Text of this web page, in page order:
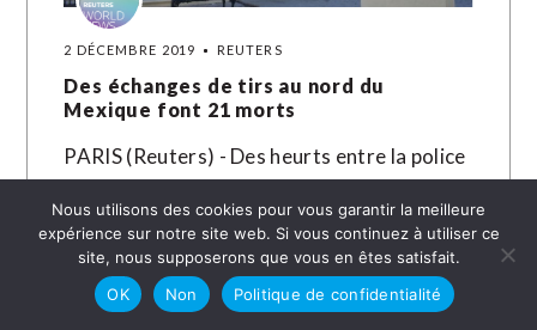
2 DÉCEMBRE 2019 REUTERS
Des échanges de tirs au nord du
Mexique font 21 morts
PARIS (Reuters) - Des heurts entre la police
parti d'un cartel dans le nord du Mexique,
ont fait 21…
LIRE LA SUITE →
Nous utilisons des cookies pour vous garantir la meilleure
expérience sur notre site web. Si vous continuez à utiliser ce
site, nous supposerons que vous en êtes satisfait.
OK
Non Politique de confidentialité